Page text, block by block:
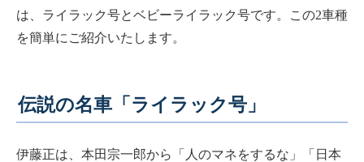
は、ライラック号とベビーライラック号です。この2車種
を簡単にご紹介いたします。
伝説の名車「ライラック号」
伊藤正は、本田宗一郎から「人のマネをするな」「日本